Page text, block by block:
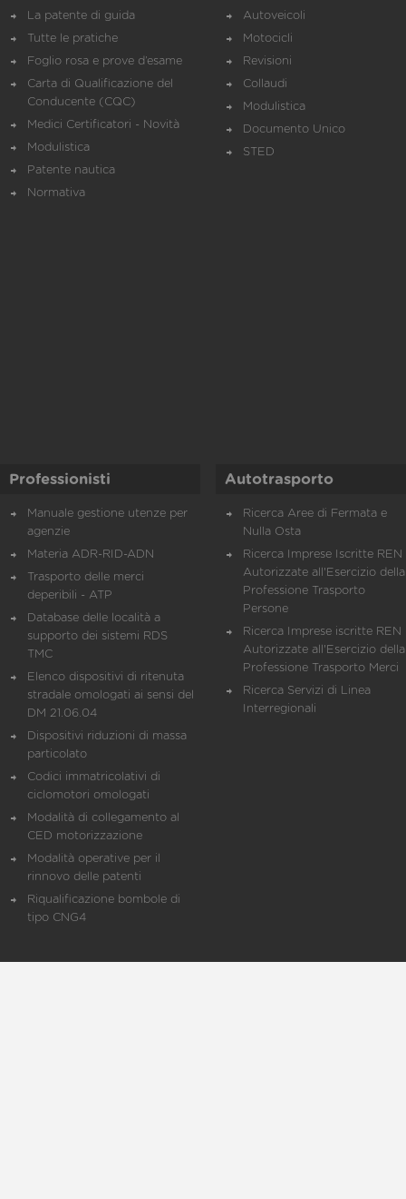
La patente di guida
Tutte le pratiche
Foglio rosa e prove d’esame
Carta di Qualificazione del
Conducente (CQC)
Medici Certificatori - Novità
Modulistica
Patente nautica
Normativa
Autoveicoli
Motocicli
Revisioni
Collaudi
Modulistica
Documento Unico
STED
Professionisti
Manuale gestione utenze per
agenzie
Materia ADR-RID-ADN
Trasporto delle merci
deperibili - ATP
Database delle località a
supporto dei sistemi RDS
TMC
Elenco dispositivi di ritenuta
stradale omologati ai sensi del
DM 21.06.04
Dispositivi riduzioni di massa
particolato
Codici immatricolativi di
ciclomotori omologati
Modalità di collegamento al
CED motorizzazione
Modalità operative per il
rinnovo delle patenti
Riqualificazione bombole di
tipo CNG4
Autotrasporto
Ricerca Aree di Fermata e
Nulla Osta
Ricerca Imprese Iscritte REN
Autorizzate all'Esercizio della
Professione Trasporto
Persone
Ricerca Imprese iscritte REN
Autorizzate all'Esercizio della
Professione Trasporto Merci
Ricerca Servizi di Linea
Interregionali